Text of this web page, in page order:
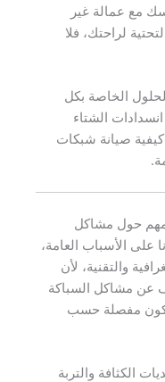
مع عمالة غير
لراحتك، فلا
الخاصة بكل
الشتاء
صيانة شبكات
حول مشاكل
الأسباب العامة،
والتقنية، لأن
عن مشاكل السباكة
تكون مفصلة حسب
الكثافة والتربة